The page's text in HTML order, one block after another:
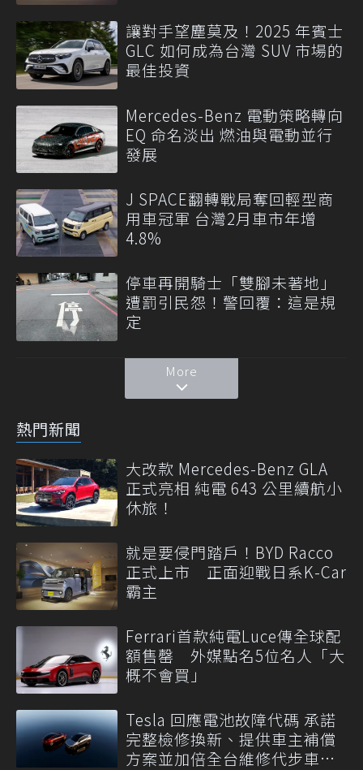
讓對手望塵莫及！2025 年賓士
GLC 如何成為台灣 SUV 市場的
最佳投資
Mercedes-Benz 電動策略轉向
EQ 命名淡出 燃油與電動並行
發展
J SPACE翻轉戰局奪回輕型商
用車冠軍 台灣2月車市年增
4.8%
停車再開騎士「雙腳未著地」
遭罰引民怨！警回覆：這是規
定
More
熱門新聞
大改款 Mercedes-Benz GLA
正式亮相 純電 643 公里續航小
休旅！
就是要侵門踏戶！BYD Racco
正式上市 正面迎戰日系K-Car
霸主
Ferrari首款純電Luce傳全球配
額售罄 外媒點名5位名人「大
概不會買」
Tesla 回應電池故障代碼 承諾
完整檢修換新、提供車主補償
方案並加倍全台維修代步車數